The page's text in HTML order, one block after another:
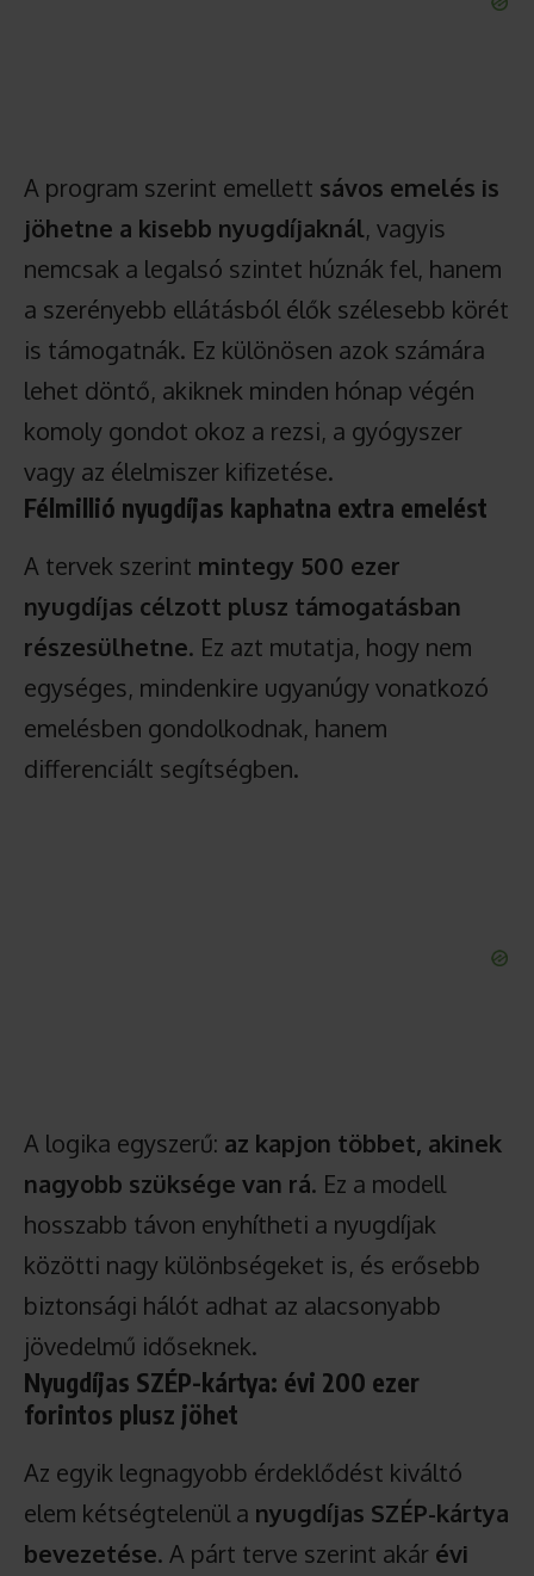
A program szerint emellett sávos emelés is
jöhetne a kisebb nyugdíjaknál, vagyis
nemcsak a legalsó szintet húznák fel, hanem
a szerényebb ellátásból élők szélesebb körét
is támogatnák. Ez különösen azok számára
lehet döntő, akiknek minden hónap végén
komoly gondot okoz a rezsi, a gyógyszer
vagy az élelmiszer kifizetése.
Félmillió nyugdíjas kaphatna extra emelést
A tervek szerint mintegy 500 ezer
nyugdíjas célzott plusz támogatásban
részesülhetne. Ez azt mutatja, hogy nem
egységes, mindenkire ugyanúgy vonatkozó
emelésben gondolkodnak, hanem
differenciált segítségben.
A logika egyszerű: az kapjon többet, akinek
nagyobb szüksége van rá. Ez a modell
hosszabb távon enyhítheti a nyugdíjak
közötti nagy különbségeket is, és erősebb
biztonsági hálót adhat az alacsonyabb
jövedelmű időseknek.
Nyugdíjas SZÉP-kártya: évi 200 ezer
forintos plusz jöhet
Az egyik legnagyobb érdeklődést kiváltó
elem kétségtelenül a nyugdíjas SZÉP-kártya
bevezetése. A párt terve szerint akár évi